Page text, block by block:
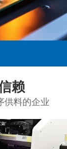
赖
供料的企业